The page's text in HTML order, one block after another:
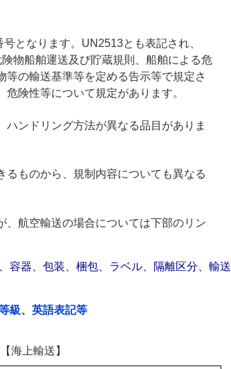
となります。UN2513とも表記され、
物船舶運送及び貯蔵規則、船舶による危
の輸送基準等を定める告示等で規定さ
険性等について規定があります。
ンドリング方法が異なる品目がありま
るものから、規制内容についても異なる
航空輸送の場合については下部のリン
容器、包装、梱包、ラベル、隔離区分、輸送
級、英語表記等
海上輸送】